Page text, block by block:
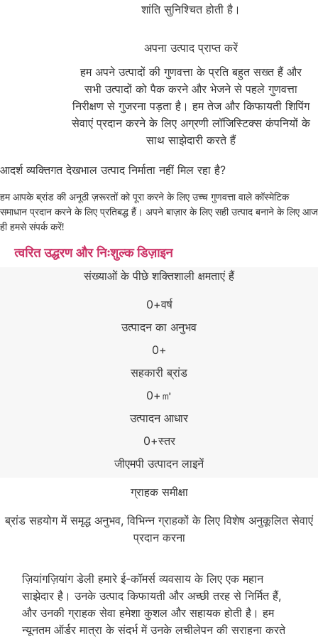
शांति सुनिश्चित होती है।
अपना उत्पाद प्राप्त करें
हम अपने उत्पादों की गुणवत्ता के प्रति बहुत सख्त हैं और
सभी उत्पादों को पैक करने और भेजने से पहले गुणवत्ता
निरीक्षण से गुजरना पड़ता है। हम तेज और किफायती शिपिंग
सेवाएं प्रदान करने के लिए अग्रणी लॉजिस्टिक्स कंपनियों के
साथ साझेदारी करते हैं
आदर्श व्यक्तिगत देखभाल उत्पाद निर्माता नहीं मिल रहा है?
हम आपके ब्रांड की अनूठी ज़रूरतों को पूरा करने के लिए उच्च गुणवत्ता वाले कॉस्मेटिक
समाधान प्रदान करने के लिए प्रतिबद्ध हैं। अपने बाज़ार के लिए सही उत्पाद बनाने के लिए आज
ही हमसे संपर्क करें!
त्वरित उद्धरण और निःशुल्क डिज़ाइन
संख्याओं के पीछे शक्तिशाली क्षमताएं हैं
उत्पादन का अनुभव
0+वर्ष
सहकारी ब्रांड
0+
उत्पादन आधार
0+㎡
जीएमपी उत्पादन लाइनें
0+स्तर
ग्राहक समीक्षा
ब्रांड सहयोग में समृद्ध अनुभव, विभिन्न ग्राहकों के लिए विशेष अनुकूलित सेवाएं
प्रदान करना
ज़ियांगज़ियांग डेली हमारे ई-कॉमर्स व्यवसाय के लिए एक महान
साझेदार है। उनके उत्पाद किफायती और अच्छी तरह से निर्मित हैं,
और उनकी ग्राहक सेवा हमेशा कुशल और सहायक होती है। हम
न्यूनतम ऑर्डर मात्रा के संदर्भ में उनके लचीलेपन की सराहना करते